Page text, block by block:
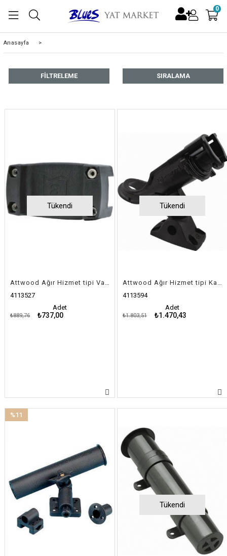
0
Anasayfa >
FILTRELEME SIRALAMA
Tükendi
Attwood Ağır Hizmet tipi Vardavelaya Montaj Parçası
4113527
Adet
₺737,00
₺889,76
Tükendi
Attwood Ağır Hizmet tipi Kamış Yuvası
4113594
Adet
₺1.470,43
₺1.803,51
%11
Tükendi